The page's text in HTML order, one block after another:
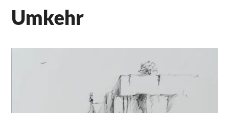
Umkehr